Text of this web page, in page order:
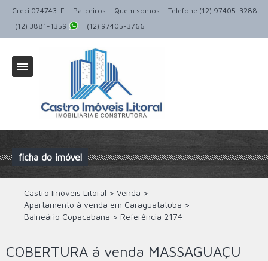
Creci 074743-F Parceiros Quem somos
Telefone (12) 97405-3288
(12) 3881-1359
(12) 97405-3766
ficha do imóvel
Castro Imóveis Litoral > Venda >
Apartamento à venda em Caraguatatuba >
Balneário Copacabana > Referência 2174
COBERTURA á venda MASSAGUAÇU